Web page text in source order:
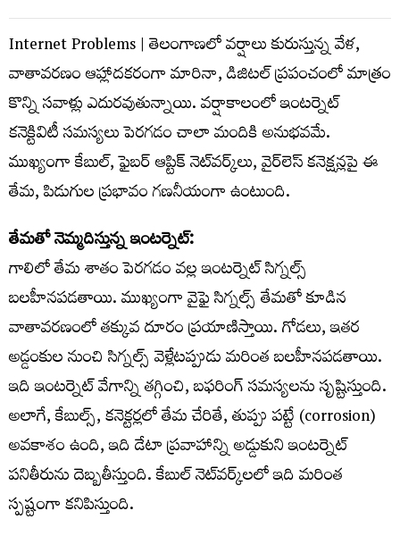
Internet Problems | తెలంగాణలో వర్షాలు కురుస్తున్న వేళ,
వాతావరణం ఆహ్లాదకరంగా మారినా, డిజిటల్ ప్రపంచంలో మాత్రం
కొన్ని సవాళ్లు ఎదురవుతున్నాయి. వర్షాకాలంలో ఇంటర్నెట్
కనెక్టివిటీ సమస్యలు పెరగడం చాలా మందికి అనుభవమే.
ముఖ్యంగా కేబుల్, ఫైబర్ ఆప్టిక్ నెట్‌వర్క్‌లు, వైర్‌లెస్ కనెక్షన్లపై ఈ
తేమ, పిడుగుల ప్రభావం గణనీయంగా ఉంటుంది.
తేమతో నెమ్మదిస్తున్న ఇంటర్నెట్:
గాలిలో తేమ శాతం పెరగడం వల్ల ఇంటర్నెట్ సిగ్నల్స్
బలహీనపడతాయి. ముఖ్యంగా వైఫై సిగ్నల్స్ తేమతో కూడిన
వాతావరణంలో తక్కువ దూరం ప్రయాణిస్తాయి. గోడలు, ఇతర
అడ్డంకుల నుంచి సిగ్నల్స్ వెళ్లేటప్పుడు మరింత బలహీనపడతాయి.
ఇది ఇంటర్నెట్ వేగాన్ని తగ్గించి, బఫరింగ్ సమస్యలను సృష్టిస్తుంది.
అలాగే, కేబుల్స్, కనెక్టర్లలో తేమ చేరితే, తుప్పు పట్టే (corrosion)
అవకాశం ఉంది, ఇది డేటా ప్రవాహాన్ని అడ్డుకుని ఇంటర్నెట్
పనితీరును దెబ్బతీస్తుంది. కేబుల్ నెట్‌వర్క్‌లలో ఇది మరింత
స్పష్టంగా కనిపిస్తుంది.